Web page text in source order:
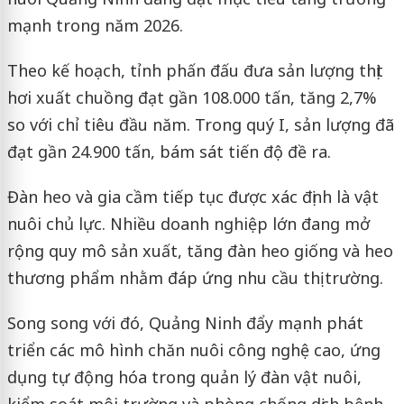
mạnh trong năm 2026.
Theo kế hoạch, tỉnh phấn đấu đưa sản lượng thịt
hơi xuất chuồng đạt gần 108.000 tấn, tăng 2,7%
so với chỉ tiêu đầu năm. Trong quý I, sản lượng đã
đạt gần 24.900 tấn, bám sát tiến độ đề ra.
Đàn heo và gia cầm tiếp tục được xác định là vật
nuôi chủ lực. Nhiều doanh nghiệp lớn đang mở
rộng quy mô sản xuất, tăng đàn heo giống và heo
thương phẩm nhằm đáp ứng nhu cầu thị trường.
Song song với đó, Quảng Ninh đẩy mạnh phát
triển các mô hình chăn nuôi công nghệ cao, ứng
dụng tự động hóa trong quản lý đàn vật nuôi,